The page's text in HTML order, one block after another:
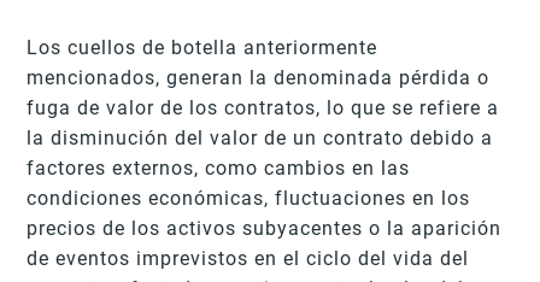
Los cuellos de botella anteriormente
mencionados, generan la denominada pérdida o
fuga de valor de los contratos, lo que se refiere a
la disminución del valor de un contrato debido a
factores externos, como cambios en las
condiciones económicas, fluctuaciones en los
precios de los activos subyacentes o la aparición
de eventos imprevistos en el ciclo del vida del